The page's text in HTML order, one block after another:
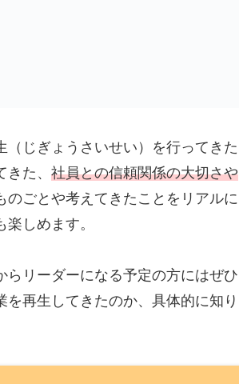
じぎょうさいせい）を行ってきた
た、 社員との信頼関係の大切さや
のごとや考えてきたことをリアルに
しめます。
リーダーになる予定の方にはぜひ
再生してきたのか、具体的に知り